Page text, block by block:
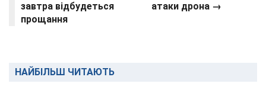
завтра відбудеться
прощання
атаки дрона →
НАЙБІЛЬШ ЧИТАЮТЬ